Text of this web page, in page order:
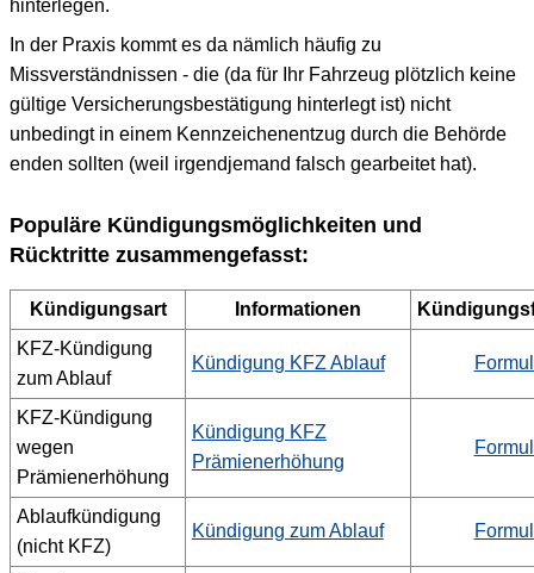
hinterlegen.
In der Praxis kommt es da nämlich häufig zu
Missverständnissen - die (da für Ihr Fahrzeug plötzlich keine
gültige Versicherungsbestätigung hinterlegt ist) nicht
unbedingt in einem Kennzeichenentzug durch die Behörde
enden sollten (weil irgendjemand falsch gearbeitet hat).
Populäre Kündigungsmöglichkeiten und
Rücktritte zusammengefasst:
Kündigungsart Informationen
KFZ-Kündigung
zum Ablauf
Kündigung KFZ Ablauf
KFZ-Kündigung
wegen
Prämienerhöhung
Kündigung KFZ
Prämienerhöhung
Ablaufkündigung
(nicht KFZ)
Kündigung zum Ablauf